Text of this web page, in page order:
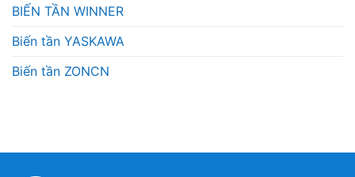
BIẾN TẦN WINNER
Biến tần YASKAWA
Biến tần ZONCN